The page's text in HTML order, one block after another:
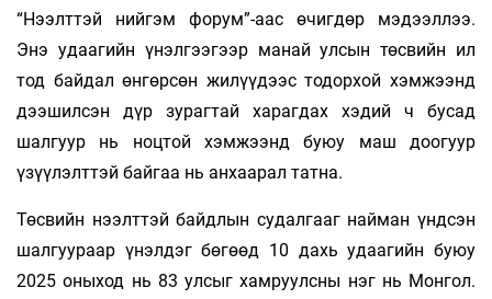
“Нээлттэй нийгэм форум”-аас өчигдөр мэдээллээ.
Энэ удаагийн үнэлгээгээр манай улсын төсвийн ил
тод байдал өнгөрсөн жилүүдээс тодорхой хэмжээнд
дээшилсэн дүр зурагтай харагдах хэдий ч бусад
шалгуур нь ноцтой хэмжээнд буюу маш доогуур
үзүүлэлттэй байгаа нь анхаарал татна.
Төсвийн нээлттэй байдлын судалгааг найман үндсэн
шалгуураар үнэлдэг бөгөөд 10 дахь удаагийн буюу
2025 оныход нь 83 улсыг хамруулсны нэг нь Монгол.